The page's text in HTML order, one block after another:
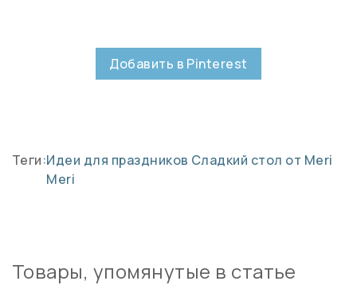
Добавить в Pinterest
Теги:Идеи для праздников Сладкий стол от Meri
Meri
Товары, упомянутые в статье